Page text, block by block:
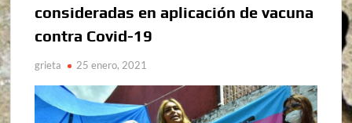
consideradas en aplicación de vacuna
contra Covid-19
grieta 25 enero, 2021